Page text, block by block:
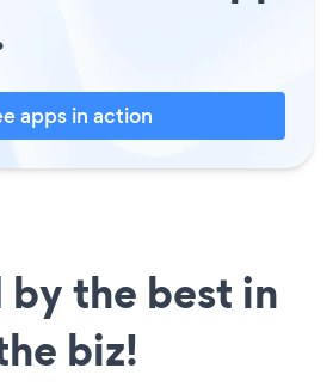
apps in action
by the best in
biz!